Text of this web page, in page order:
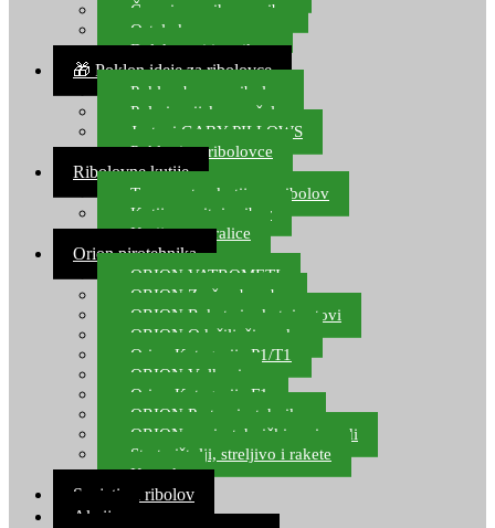
Čamci za prihranu ribe
Ostala kamp oprema
Dalekozori i optika
🎁 Poklon ideje za ribolovce
Poklon bon za ribolov
Polarizacijske naočale
Jastuci GABY PILLOWS
Pokloni za ribolovce
Ribolovne kutije
Transportne kutije za ribolov
Kutije za sitni pribor
Kutije za varalice
Orion pirotehnika
ORION VATROMETI
ORION Zračne bombe
ORION Rakete i raketni setovi
ORION Odašiljači zvuka
Orion Kategorija P1/T1
ORION Vulkani
Orion Kategorija F1
ORION Party pirotehnika
ORION nepirotehnički proizvodi
Start pištolji, streljivo i rakete
Kontakt
Savjeti za ribolov
Akcija